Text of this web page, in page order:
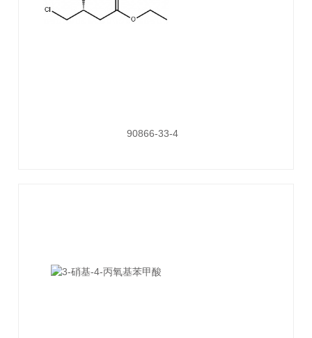
90866-33-4